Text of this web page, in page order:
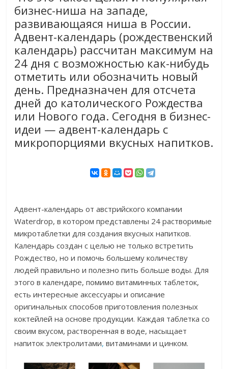
бизнес-ниша на западе,
развивающаяся ниша в России.
Адвент-календарь (рождественский
календарь) рассчитан максимум на
24 дня с возможностью как-нибудь
отметить или обозначить новый
день. Предназначен для отсчета
дней до католического Рождества
или Нового года. Сегодня в бизнес-
идеи — адвент-календарь с
микропорциями вкусных напитков.
Адвент-календарь от австрийского компании
Waterdrop, в котором представлены 24 растворимые
микротаблетки для создания вкусных напитков.
Календарь создан с целью не только встретить
Рождество, но и помочь большему количеству
людей правильно и полезно пить больше воды. Для
этого в календаре, помимо витаминных таблеток,
есть интересные аксессуары и описание
оригинальных способов приготовления полезных
коктейлей на основе продукции. Каждая таблетка со
своим вкусом, растворенная в воде, насыщает
напиток электролитами, витаминами и цинком.